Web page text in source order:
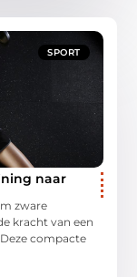
SPORT
naar
zware
kracht van een
compacte